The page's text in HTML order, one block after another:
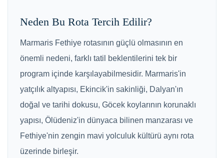
Neden Bu Rota Tercih Edilir?
Marmaris Fethiye rotasının güçlü olmasının en
önemli nedeni, farklı tatil beklentilerini tek bir
program içinde karşılayabilmesidir. Marmaris'in
yatçılık altyapısı, Ekincik'in sakinliği, Dalyan'ın
doğal ve tarihi dokusu, Göcek koylarının korunaklı
yapısı, Ölüdeniz'in dünyaca bilinen manzarası ve
Fethiye'nin zengin mavi yolculuk kültürü aynı rota
üzerinde birleşir.